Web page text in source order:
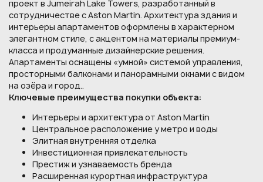
проект в Jumeirah Lake Towers, разработанный в
сотрудничестве с Aston Martin. Архитектура здания и
интерьеры апартаментов оформлены в характерном
элегантном стиле, с акцентом на материалы премиум-
класса и продуманные дизайнерские решения.
Апартаменты оснащены «умной» системой управления,
просторными балконами и панорамными окнами с видом
на озёра и город..
Ключевые преимущества покупки объекта:
Интерьеры и архитектура от Aston Martin
Центральное расположение у метро и воды
Элитная внутренняя отделка
Инвестиционная привлекательность
Престиж и узнаваемость бренда
Расширенная курортная инфраструктура